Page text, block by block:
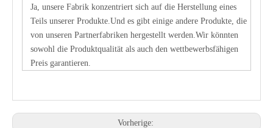
Ja, unsere Fabrik konzentriert sich auf die Herstellung eines
Teils unserer Produkte.Und es gibt einige andere Produkte, die
von unseren Partnerfabriken hergestellt werden.Wir könnten
sowohl die Produktqualität als auch den wettbewerbsfähigen
Preis garantieren.
Vorherige: